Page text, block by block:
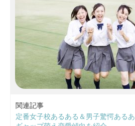
関連記事
定番女子校あるある＆男子驚愕ある